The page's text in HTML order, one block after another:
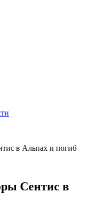
в Альпах и погиб
Сентис в